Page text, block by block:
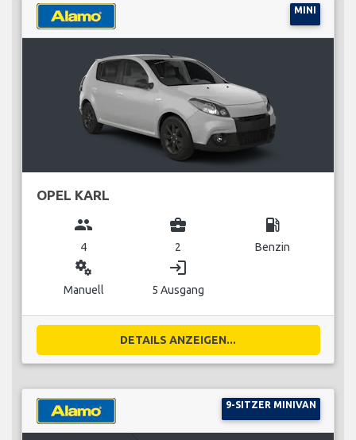
MINI
OPEL KARL
group
4
business_center
2
local_gas_station
Benzin
miscellaneous_services
Manuell
login
5 Ausgang
DETAILS ANZEIGEN...
9-SITZER MINIVAN